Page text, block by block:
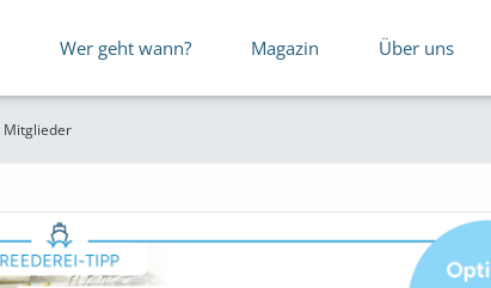
Wer geht wann? Magazin Über uns
Mitglieder